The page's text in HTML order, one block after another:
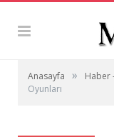
Anasayfa » Haber
Oyunları